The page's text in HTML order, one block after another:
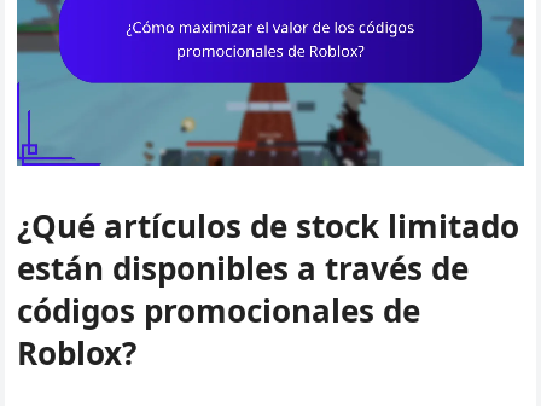
¿Qué artículos de stock limitado
están disponibles a través de
códigos promocionales de
Roblox?